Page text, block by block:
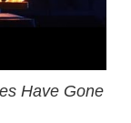
Have Gone